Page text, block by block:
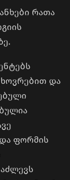
რათა
და
ფორმის